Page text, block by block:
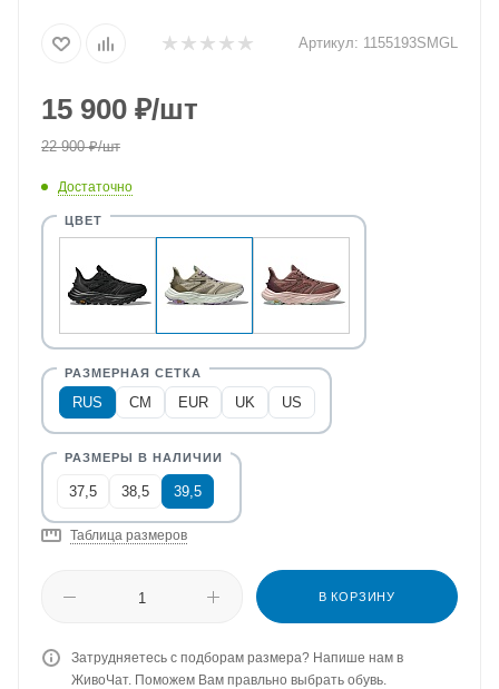
Артикул: 1155193SMGL
15 900 ₽/шт
22 900₽/шт
Достаточно
RUS CM EUR UK US
37,5 38,5 39,5
Таблица размеров
В КОРЗИНУ
Затрудняетесь с подборам размера? Напише нам в
ЖивоЧат. Поможем Вам правльно выбрать обувь.